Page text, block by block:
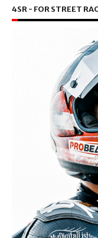
4SR - FOR STREET